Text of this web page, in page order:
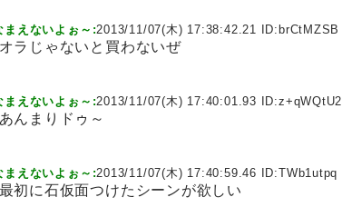
まえないよぉ～:2013/11/07(木) 17:38:42.21 ID: brCtMZSB
ラじゃないと買わないぜ
まえないよぉ～:2013/11/07(木) 17:40:01.93 ID:z+qWQtU2
んまりドゥ～
まえないよぉ～:2013/11/07(木) 17:40:59.46 ID:TWb1utpq
初に石仮面つけたシーンが欲しい